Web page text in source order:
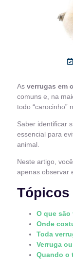
As verrugas em
comuns e, na
todo “carocinho”
Saber identificar
essencial para
animal.
Neste artigo,
apenas observar
Tópicos
O que são
Onde
Toda
Verruga
Quando o